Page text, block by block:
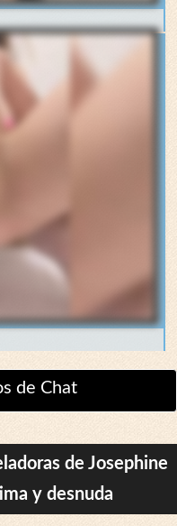
de Chat
de Josephine
y desnuda